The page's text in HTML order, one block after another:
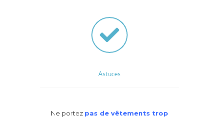
Astuces
Ne portez pas de vêtements trop